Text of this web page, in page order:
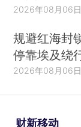
2026年08月06日
规避红海封
停靠埃及绕
2026年08月06日
财新移动